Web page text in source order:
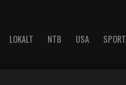
LOKALT NTB USA SPORT